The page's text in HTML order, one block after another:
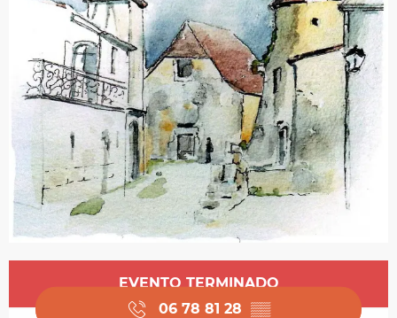
Horarios y datos de contacto
EVENTO TERMINADO
06 78 81 28 ▒▒